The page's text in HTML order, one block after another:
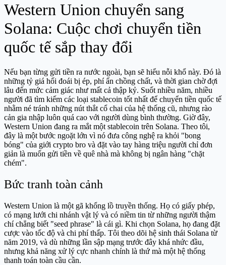
Western Union chuyển sang
Solana: Cuộc chơi chuyển tiền
quốc tế sắp thay đổi
Nếu bạn từng gửi tiền ra nước ngoài, bạn sẽ hiểu nỗi khổ này. Đó là
những tỷ giá hối đoái bị ép, phí ẩn chồng chất, và thời gian chờ đợi
lâu đến mức cảm giác như mất cả thập kỷ. Suốt nhiều năm, nhiều
người đã tìm kiếm các loại stablecoin tốt nhất để chuyển tiền quốc tế
nhằm né tránh những nút thắt cổ chai của hệ thống cũ, nhưng rào
cản gia nhập luôn quá cao với người dùng bình thường. Giờ đây,
Western Union đang ra mắt một stablecoin trên Solana. Theo tôi,
đây là một bước ngoặt lớn vì nó đưa công nghệ ra khỏi "bong
bóng" của giới crypto bro và đặt vào tay hàng triệu người chỉ đơn
giản là muốn gửi tiền về quê nhà mà không bị ngân hàng "chặt
chém".
Bức tranh toàn cảnh
Western Union là một gã khổng lồ truyền thống. Họ có giấy phép,
có mạng lưới chi nhánh vật lý và có niềm tin từ những người thậm
chí chẳng biết "seed phrase" là cái gì. Khi chọn Solana, họ đang đặt
cược vào tốc độ và chi phí thấp. Tôi theo dõi hệ sinh thái Solana từ
năm 2019, và dù những lần sập mạng trước đây khá nhức đầu,
nhưng khả năng xử lý cực nhanh chính là thứ mà một hệ thống
thanh toán toàn cầu cần.